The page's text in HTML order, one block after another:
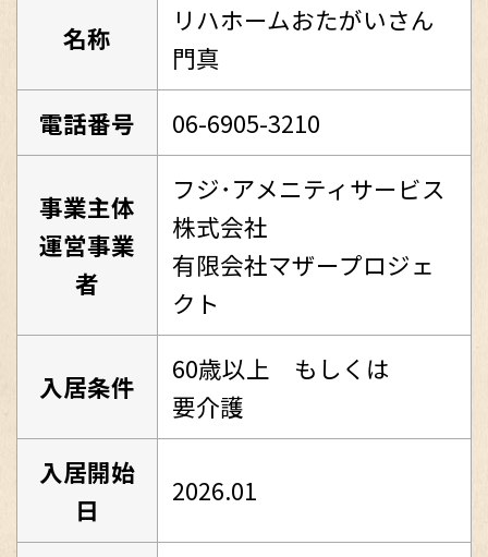
名称
リハホームおたがいさん
門真
電話番号
06-6905-3210
事業主体
運営事業
者
フジ･アメニティサービス
株式会社
有限会社マザープロジェ
クト
入居条件
60歳以上 もしくは
要介護
入居開始
日
2026.01